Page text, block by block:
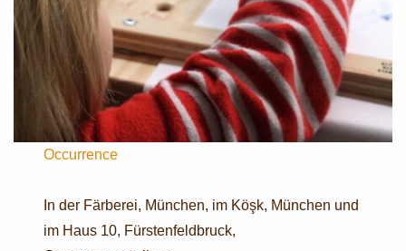
Occurrence
In der Färberei, München, im Köşk, München und
im Haus 10, Fürstenfeldbruck,